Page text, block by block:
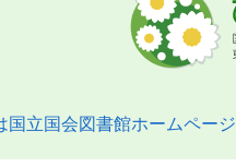
国立国会図書館ホームページ